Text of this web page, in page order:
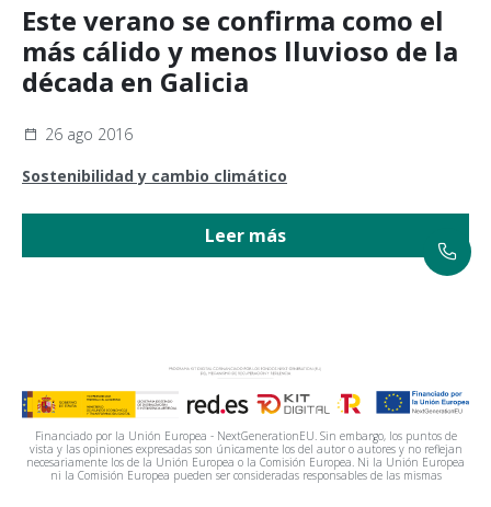
Este verano se confirma como el
más cálido y menos lluvioso de la
década en Galicia
26 ago 2016
Sostenibilidad y cambio climático
Leer más
Financiado por la Unión Europea - NextGenerationEU. Sin embargo, los puntos de
vista y las opiniones expresadas son únicamente los del autor o autores y no reflejan
necesariamente los de la Unión Europea o la Comisión Europea. Ni la Unión Europea
ni la Comisión Europea pueden ser consideradas responsables de las mismas